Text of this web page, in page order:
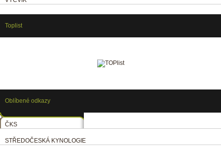
Toplist
Oblíbené odkazy
ČKS
STŘEDOČESKÁ KYNOLOGIE